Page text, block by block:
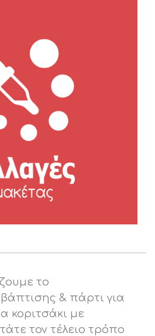
το
& πάρτι για
κοριτσάκι με
τον τέλειο τρόπο